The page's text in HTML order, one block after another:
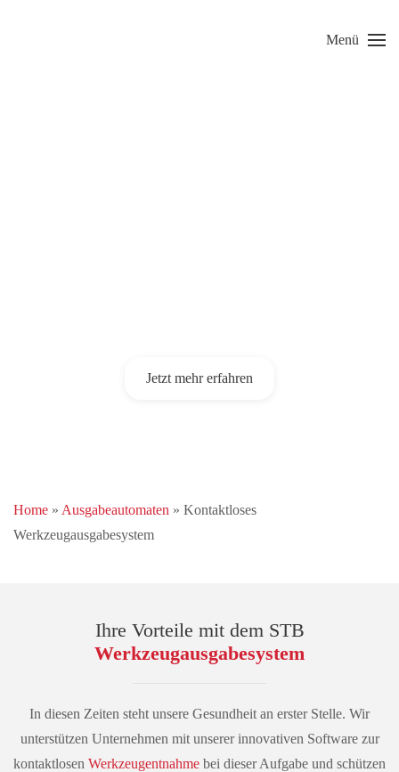
Menü
Jetzt mehr erfahren
Home » Ausgabeautomaten » Kontaktloses
Werkzeugausgabesystem
Ihre Vorteile mit dem STB
Werkzeugausgabesystem
In diesen Zeiten steht unsere Gesundheit an erster Stelle. Wir
unterstützen Unternehmen mit unserer innovativen Software zur
kontaktlosen Werkzeugentnahme bei dieser Aufgabe und schützen